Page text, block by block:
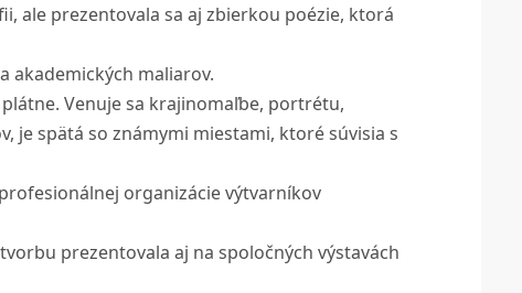
ale prezentovala sa aj zbierkou poézie, ktorá
akademických maliarov.
Venuje sa krajinomaľbe, portrétu,
je spätá so známymi miestami, ktoré súvisia s
organizácie výtvarníkov
prezentovala aj na spoločných výstavách